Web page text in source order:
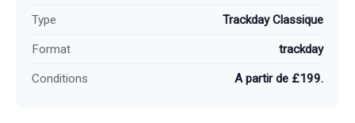
Type Trackday Classique
Format trackday
Conditions A partir de £199.